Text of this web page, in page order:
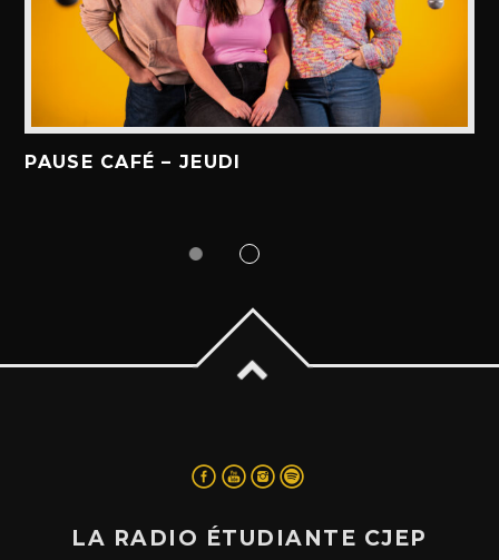
PAUSE CAFÉ – JEUDI
LA RADIO ÉTUDIANTE CJEP